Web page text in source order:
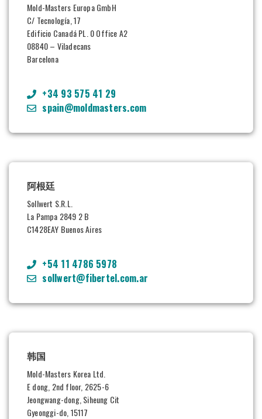
Mold-Masters Europa GmbH
C/ Tecnología, 17
Edificio Canadá PL. 0 Office A2
08840 – Viladecans
Barcelona
+34 93 575 41 29
spain@moldmasters.com
阿根廷
Sollwert S.R.L.
La Pampa 2849 2 B
C1428EAY Buenos Aires
+54 11 4786 5978
sollwert@fibertel.com.ar
韩国
Mold-Masters Korea Ltd.
E dong, 2nd floor, 2625-6
Jeongwang-dong, Siheung Cit
Gyeonggi-do, 15117